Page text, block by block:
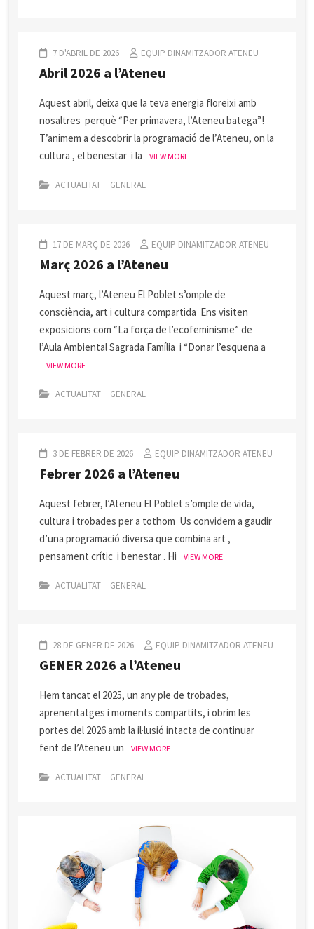
7 D'ABRIL DE 2026 EQUIP DINAMITZADOR ATENEU
Abril 2026 a l’Ateneu
Aquest abril, deixa que la teva energia floreixi amb
nosaltres perquè “Per primavera, l’Ateneu batega”!
T’animem a descobrir la programació de l’Ateneu, on la
cultura , el benestar i la
VIEW MORE
ACTUALITAT GENERAL
17 DE MARÇ DE 2026 EQUIP DINAMITZADOR ATENEU
Març 2026 a l’Ateneu
Aquest març, l’Ateneu El Poblet s’omple de
consciència, art i cultura compartida Ens visiten
exposicions com “La força de l’ecofeminisme” de
l’Aula Ambiental Sagrada Família i “Donar l’esquena a
VIEW MORE
ACTUALITAT GENERAL
3 DE FEBRER DE 2026 EQUIP DINAMITZADOR ATENEU
Febrer 2026 a l’Ateneu
Aquest febrer, l’Ateneu El Poblet s’omple de vida,
cultura i trobades per a tothom Us convidem a gaudir
d’una programació diversa que combina art ,
pensament crític i benestar . Hi
VIEW MORE
ACTUALITAT GENERAL
28 DE GENER DE 2026 EQUIP DINAMITZADOR ATENEU
GENER 2026 a l’Ateneu
Hem tancat el 2025, un any ple de trobades,
aprenentatges i moments compartits, i obrim les
portes del 2026 amb la il·lusió intacta de continuar
fent de l’Ateneu un
VIEW MORE
ACTUALITAT GENERAL